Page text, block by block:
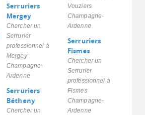
Serruriers
Mergey
Chercher un
Serrurier
professionnel à
Mergey
Champagne-
Ardenne
Serruriers
Bétheny
Chercher un
Vouziers
Champagne-
Ardenne
Serruriers
Fismes
Chercher un
Serrurier
professionnel à
Fismes
Champagne-
Ardenne